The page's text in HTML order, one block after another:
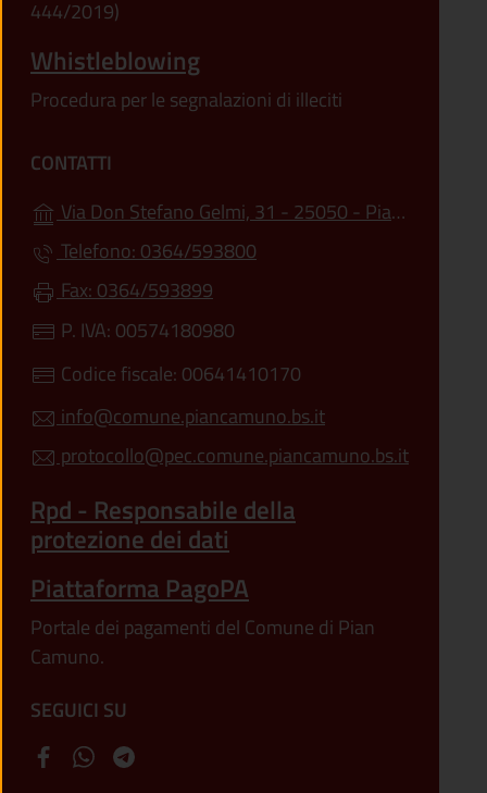
444/2019)
Whistleblowing
Procedura per le segnalazioni di illeciti
CONTATTI
Via Don Stefano Gelmi, 31 - 25050 - Pian Camuno (BS)
Telefono: 0364/593800
Fax: 0364/593899
P. IVA: 00574180980
Codice fiscale: 00641410170
info@comune.piancamuno.bs.it
protocollo@pec.comune.piancamuno.bs.it
Rpd - Responsabile della
protezione dei dati
Piattaforma PagoPA
Portale dei pagamenti del Comune di Pian
Camuno.
SEGUICI SU